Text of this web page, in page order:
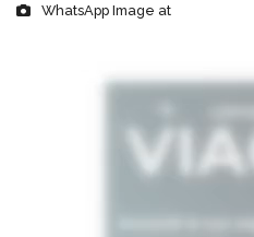
WhatsApp Image at